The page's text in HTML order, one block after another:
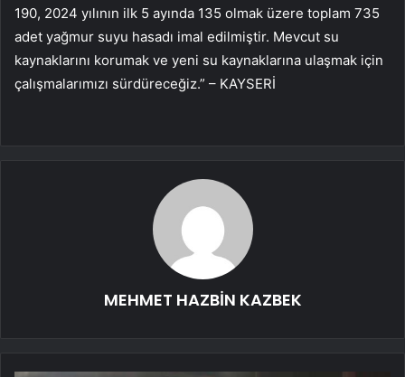
190, 2024 yılının ilk 5 ayında 135 olmak üzere toplam 735
adet yağmur suyu hasadı imal edilmiştir. Mevcut su
kaynaklarını korumak ve yeni su kaynaklarına ulaşmak için
çalışmalarımızı sürdüreceğiz.” – KAYSERİ
MEHMET HAZBİN KAZBEK